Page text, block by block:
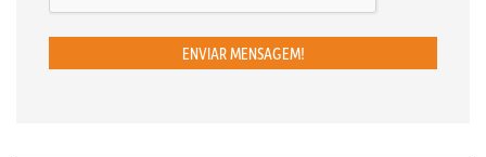
ENVIAR MENSAGEM!